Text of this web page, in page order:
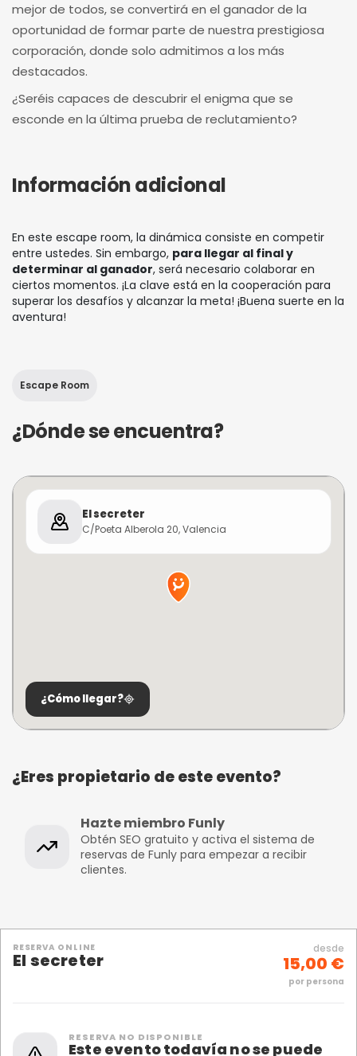
mejor de todos, se convertirá en el ganador de la
oportunidad de formar parte de nuestra prestigiosa
corporación, donde solo admitimos a los más
destacados.
¿Seréis capaces de descubrir el enigma que se
esconde en la última prueba de reclutamiento?
Información adicional
En este escape room, la dinámica consiste en competir
entre ustedes. Sin embargo, para llegar al final y
determinar al ganador, será necesario colaborar en
ciertos momentos. ¡La clave está en la cooperación para
superar los desafíos y alcanzar la meta! ¡Buena suerte en la
aventura!
Escape Room
¿Dónde se encuentra?
El secreter
C/Poeta Alberola 20, Valencia
¿Cómo llegar?
¿Eres propietario de este evento?
Hazte miembro Funly
Obtén SEO gratuito y activa el sistema de
reservas de Funly para empezar a recibir
clientes.
RESERVA ONLINE
El secreter
desde
15,00 €
por persona
RESERVA NO DISPONIBLE
Este evento todavía no se puede